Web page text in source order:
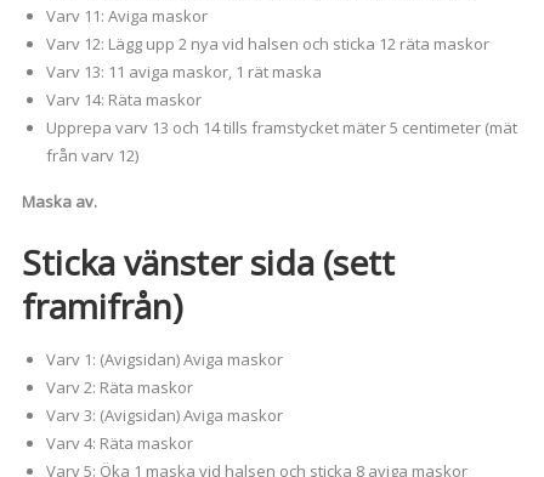
Varv 11: Aviga maskor
Varv 12: Lägg upp 2 nya vid halsen och sticka 12 räta maskor
Varv 13: 11 aviga maskor, 1 rät maska
Varv 14: Räta maskor
Upprepa varv 13 och 14 tills framstycket mäter 5 centimeter (mät
från varv 12)
Maska av.
Sticka vänster sida (sett
framifrån)
Varv 1: (Avigsidan) Aviga maskor
Varv 2: Räta maskor
Varv 3: (Avigsidan) Aviga maskor
Varv 4: Räta maskor
Varv 5: Öka 1 maska vid halsen och sticka 8 aviga maskor